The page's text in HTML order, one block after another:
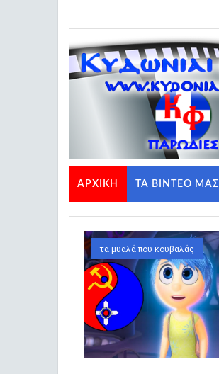
ΑΡΧΙΚΗ ΤΑ ΒΙΝΤΕΟ ΜΑΣ
τα μυαλά που κουβαλάς